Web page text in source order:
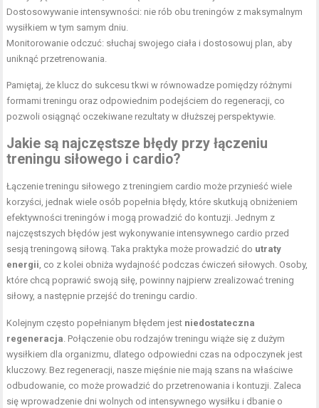
Dostosowywanie intensywności: nie rób obu treningów z maksymalnym
wysiłkiem w tym samym dniu.
Monitorowanie odczuć: słuchaj swojego ciała i dostosowuj plan, aby
uniknąć przetrenowania.
Pamiętaj, że klucz do sukcesu tkwi w równowadze pomiędzy różnymi
formami treningu oraz odpowiednim podejściem do regeneracji, co
pozwoli osiągnąć oczekiwane rezultaty w dłuższej perspektywie.
Jakie są najczęstsze błędy przy łączeniu
treningu siłowego i cardio?
Łączenie treningu siłowego z treningiem cardio może przynieść wiele
korzyści, jednak wiele osób popełnia błędy, które skutkują obniżeniem
efektywności treningów i mogą prowadzić do kontuzji. Jednym z
najczęstszych błędów jest wykonywanie intensywnego cardio przed
sesją treningową siłową. Taka praktyka może prowadzić do utraty
energii, co z kolei obniża wydajność podczas ćwiczeń siłowych. Osoby,
które chcą poprawić swoją siłę, powinny najpierw zrealizować trening
siłowy, a następnie przejść do treningu cardio.
Kolejnym często popełnianym błędem jest niedostateczna
regeneracja. Połączenie obu rodzajów treningu wiąże się z dużym
wysiłkiem dla organizmu, dlatego odpowiedni czas na odpoczynek jest
kluczowy. Bez regeneracji, nasze mięśnie nie mają szans na właściwe
odbudowanie, co może prowadzić do przetrenowania i kontuzji. Zaleca
się wprowadzenie dni wolnych od intensywnego wysiłku i dbanie o